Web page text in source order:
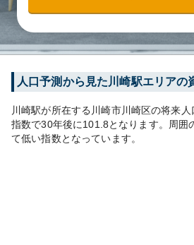
人口予測から見た 川崎駅エリアの
川崎駅が所在する 川崎市川崎区の将来人
指数で30年後に101.8となります。 周囲
て低い指数となっています。